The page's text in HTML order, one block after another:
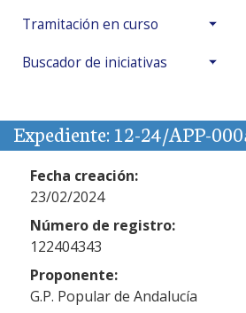
Tramitación en curso
Buscador de iniciativas
Expediente: 12-24/APP-
Fecha creación:
23/02/2024
Número de registro:
122404343
Proponente:
G.P. Popular de Andalucía